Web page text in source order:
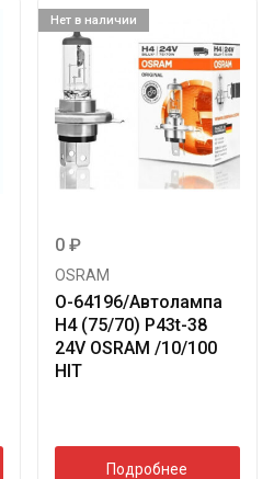
Нет в наличии
0 ₽
OSRAM
O-64196/Автолампа
H4 (75/70) P43t-38
24V OSRAM /10/100
HIT
Подробнее